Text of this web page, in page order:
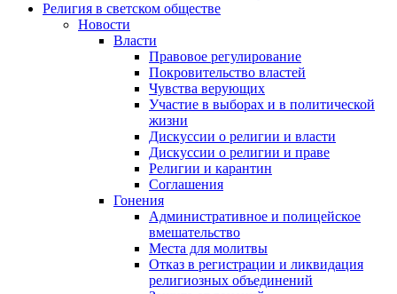
Религия в светском обществе
Новости
Власти
Правовое регулирование
Покровительство властей
Чувства верующих
Участие в выборах и в политической
жизни
Дискуссии о религии и власти
Дискуссии о религии и праве
Религии и карантин
Соглашения
Гонения
Административное и полицейское
вмешательство
Места для молитвы
Отказ в регистрации и ликвидация
религиозных объединений